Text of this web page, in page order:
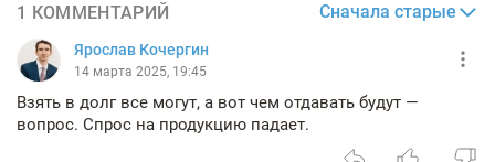
1 КОММЕНТАРИЙ Сначала старые
Ярослав Кочергин
14 марта 2025, 19:45
Взять в долг все могут, а вот чем отдавать будут —
вопрос. Спрос на продукцию падает.